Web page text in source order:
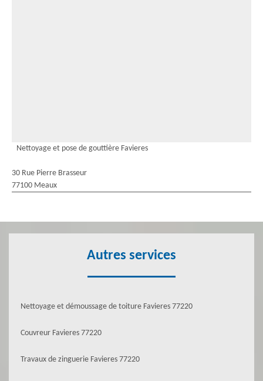
Nettoyage et pose de gouttière Favieres
30 Rue Pierre Brasseur
77100 Meaux
Autres services
Nettoyage et démoussage de toiture Favieres 77220
Couvreur Favieres 77220
Travaux de zinguerie Favieres 77220